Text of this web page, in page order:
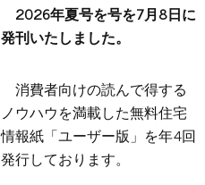
2026年夏号を号を7月8日に
発刊いたしました。
消費者向けの読んで得する
ノウハウを満載した無料住宅
情報紙「ユーザー版」を年4回
発行しております。